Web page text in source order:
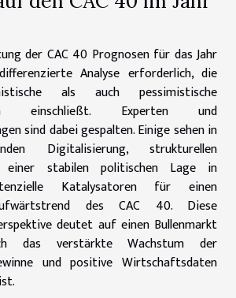
der CAC 40 Prognosen für das Jahr
Analyse erforderlich, die
als auch pessimistische
einschließt. Experten und
sind dabei gespalten. Einige sehen in
Digitalisierung, strukturellen
einer stabilen politischen Lage in
Katalysatoren für einen
des CAC 40. Diese
deutet auf einen Bullenmarkt
das verstärkte Wachstum der
und positive Wirtschaftsdaten